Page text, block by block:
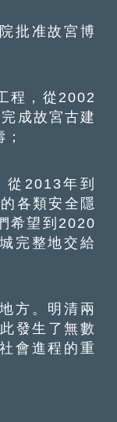
批准故宮博
，從2002
成故宮古建
2013年到
各類安全隱
希望到2020
完整地交給
方。明清兩
發生了無數
會進程的重